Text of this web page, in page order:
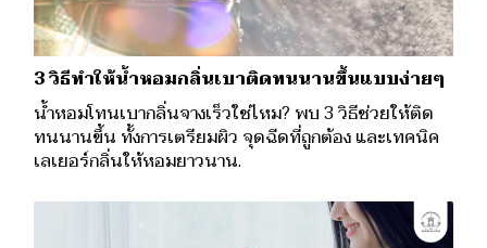
3 วิธีทำให้น้ำหอมกลิ่นเบาติดทนนานขึ้นแบบง่ายๆ
น้ำหอมโทนเบากลิ่นจางเร็วใช่ไหม? พบ 3 วิธีช่วยให้ติด
ทนนานขึ้น ทั้งการเตรียมผิว จุดฉีดที่ถูกต้อง และเทคนิค
เลเยอร์กลิ่นให้หอมยาวนาน.